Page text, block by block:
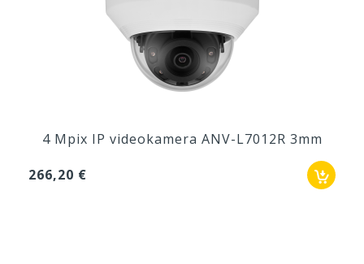
4 Mpix IP videokamera ANV-L7012R 3mm
266,20 €